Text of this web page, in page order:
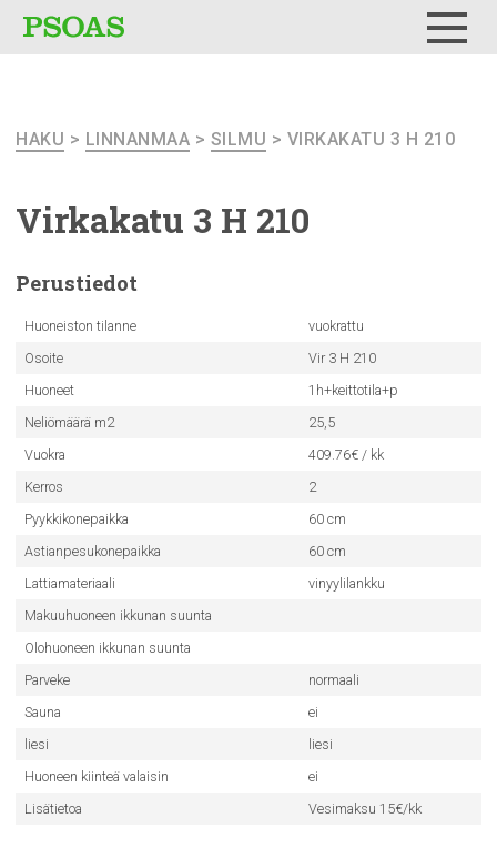
HAKU > LINNANMAA > SILMU > VIRKAKATU 3 H 210
Virkakatu 3 H 210
Perustiedot
Huoneiston tilanne
vuokrattu
Osoite
Vir 3 H 210
Huoneet
1h+keittotila+p
Neliömäärä m2
25,5
Vuokra
409.76€ / kk
Kerros
2
Pyykkikonepaikka
60 cm
Astianpesukonepaikka
60 cm
Lattiamateriaali
vinyylilankku
Makuuhuoneen ikkunan suunta
Olohuoneen ikkunan suunta
Parveke
normaali
Sauna
ei
liesi
liesi
Huoneen kiinteä valaisin
ei
Lisätietoa
Vesimaksu 15€/kk